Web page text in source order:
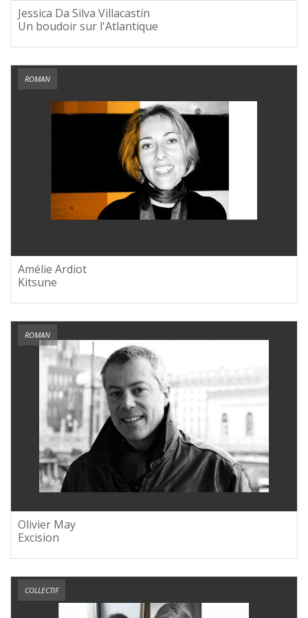
Jessica Da Silva Villacastín
Un boudoir sur l'Atlantique
ROMAN
Amélie Ardiot
Kitsune
ROMAN
Olivier May
Excision
COLLECTIF